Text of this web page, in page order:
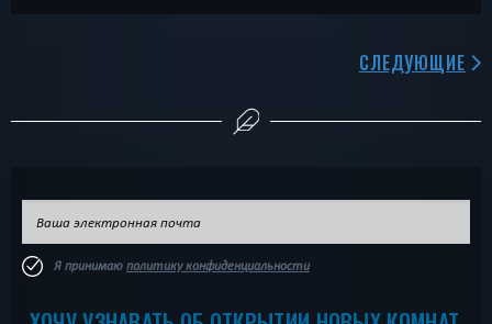
СЛЕДУЮЩИЕ
Я принимаю политику конфиденциальности